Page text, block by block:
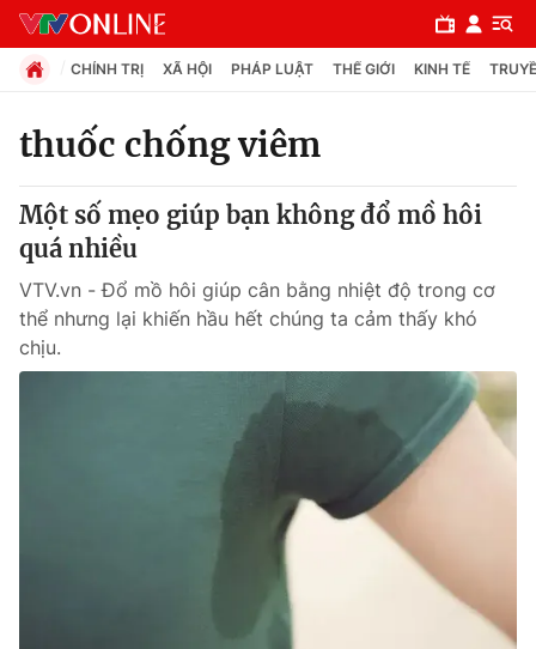
Chuyên mục
Chính trị
Xã hội
Pháp luật
CHÍNH TRỊ XÃ HỘI PHÁP LUẬT THẾ GIỚI KINH TẾ
thuốc chống viêm
Một số mẹo giúp bạn không đổ mồ hôi
quá nhiều
VTV.vn - Đổ mồ hôi giúp cân bằng nhiệt độ trong cơ
thể nhưng lại khiến hầu hết chúng ta cảm thấy khó
chịu.